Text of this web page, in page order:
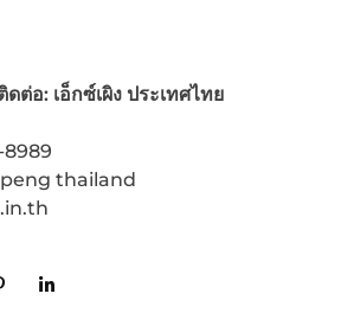
ดต่อ: เอ็กซ์เผิง ประเทศไทย
thailand